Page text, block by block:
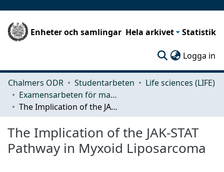
Enheter och samlingar Hela arkivet Statistik
Logga in
Chalmers ODR Studentarbeten
Life sciences (LIFE)
Examensarbeten för masterexamen
The Implication of the JAK-STAT Pathway in Myxoid Liposarcoma
The Implication of the JAK-STAT
Pathway in Myxoid Liposarcoma